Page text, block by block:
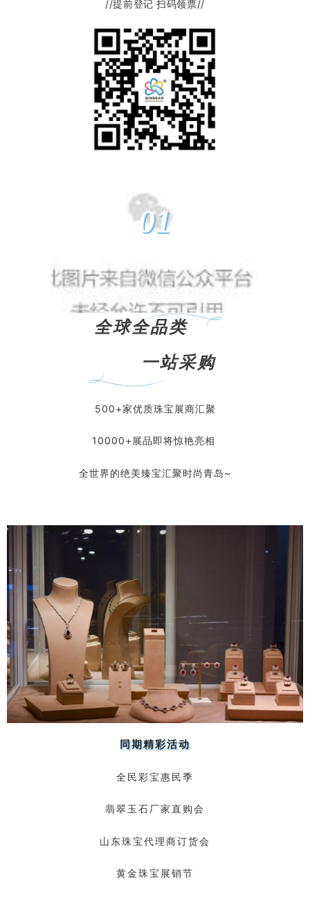
//提前登记 扫码领票//
01
全球全品类
一站采购
500+家优质珠宝展商汇聚
10000+展品即将惊艳亮相
全世界的绝美臻宝汇聚时尚青岛~
同期精彩活动
全民彩宝惠民季
翡翠玉石厂家直购会
山东珠宝代理商订货会
黄金珠宝展销节